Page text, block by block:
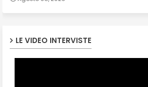
LE VIDEO INTERVISTE